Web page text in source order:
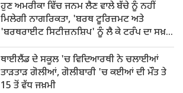
ਹੁਣ ਅਮਰੀਕਾ ਵਿੱਚ ਜਨਮ ਲੈਣ ਵਾਲੇ ਬੱਚੇ ਨੂੰ ਨਹੀਂ
ਮਿਲੇਗੀ ਨਾਗਰਿਕਤਾ, 'ਬਰਥ ਟੂਰਿਜ਼ਮਟ ਅਤੇ
'ਬਰਥਰਾਈਟ ਸਿਟੀਜ਼ਨਸ਼ਿਪ' ਨੂੰ ਲੈ ਕੇ ਟਰੰਪ ਦਾ ਸਖ਼ਤ
ਰੁਖ
ਥਾਈਲੈਂਡ ਦੇ ਸਕੂਲ 'ਚ ਵਿਦਿਆਰਥੀ ਨੇ ਚਲਾਈਆਂ
ਤਾੜਤਾੜ ਗੋਲੀਆਂ, ਗੋਲੀਬਾਰੀ 'ਚ ਕਈਆਂ ਦੀ ਮੌਤ ਤੇ
15 ਤੋਂ ਵੱਧ ਜਖ਼ਮੀ